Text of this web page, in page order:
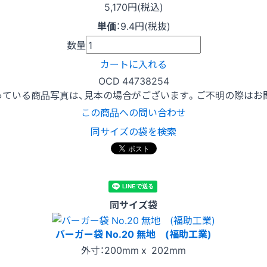
5,170円(税込)
単価：9.4円(税抜)
数量
カートに入れる
OCD 44738254
いる商品写真は、見本の場合がございます。ご不明の際はお
この商品への問い合わせ
同サイズの袋を検索
同サイズ袋
バーガー袋 No.20 無地 (福助工業)
外寸：200mm x 202mm